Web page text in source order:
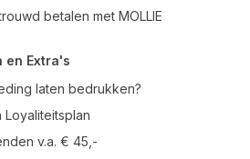
betalen met MOLLIE
en Extra's
laten bedrukken?
Loyaliteitsplan
v.a. € 45,-